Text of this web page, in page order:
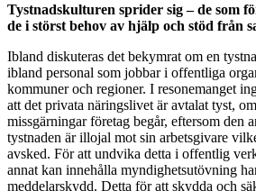
Tystnadskulturen sprider sig – de som
de i störst behov av hjälp och stöd från
Ibland diskuteras det bekymrat om en
ibland personal som jobbar i offentliga
kommuner och regioner. I resonemanget
att det privata näringslivet är avtalat tyst,
missgärningar företag begår, eftersom den
tystnaden är illojal mot sin arbetsgivare
avsked. För att undvika detta i offentlig
annat kan innehålla myndighetsutövning
meddelarskydd. Detta för att skydda och